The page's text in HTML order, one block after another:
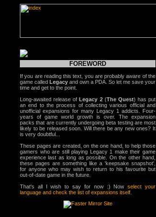
FOREWORD
If you are reading this text, you are probably aware of the
game called Legacy and own a PDA. So let me save your
time and get to the point.
Long-awaited release ofLegacy 2(The Quest) has put
an end to the process of collecting various official and
unofficial expansions for many Legacy 1 addicts. Four-
years of game world growth is over. The expansion
packs that are currently undergoing beta testing are most
likely to be released soon. Will there be any new ones? It
is very doubtful...
These pages are created, on the one hand, to help those
gamers who are still playing Legacy 1 make their game
experience last as long as possible. On the other hand,
these pages are something like a 'keepsake snapshot',
for anyone who may wish to return to his favourite but
out-of-date game in the future.
That's all I wish to say for now :) Nowselect your
language and check the list of expansions itself